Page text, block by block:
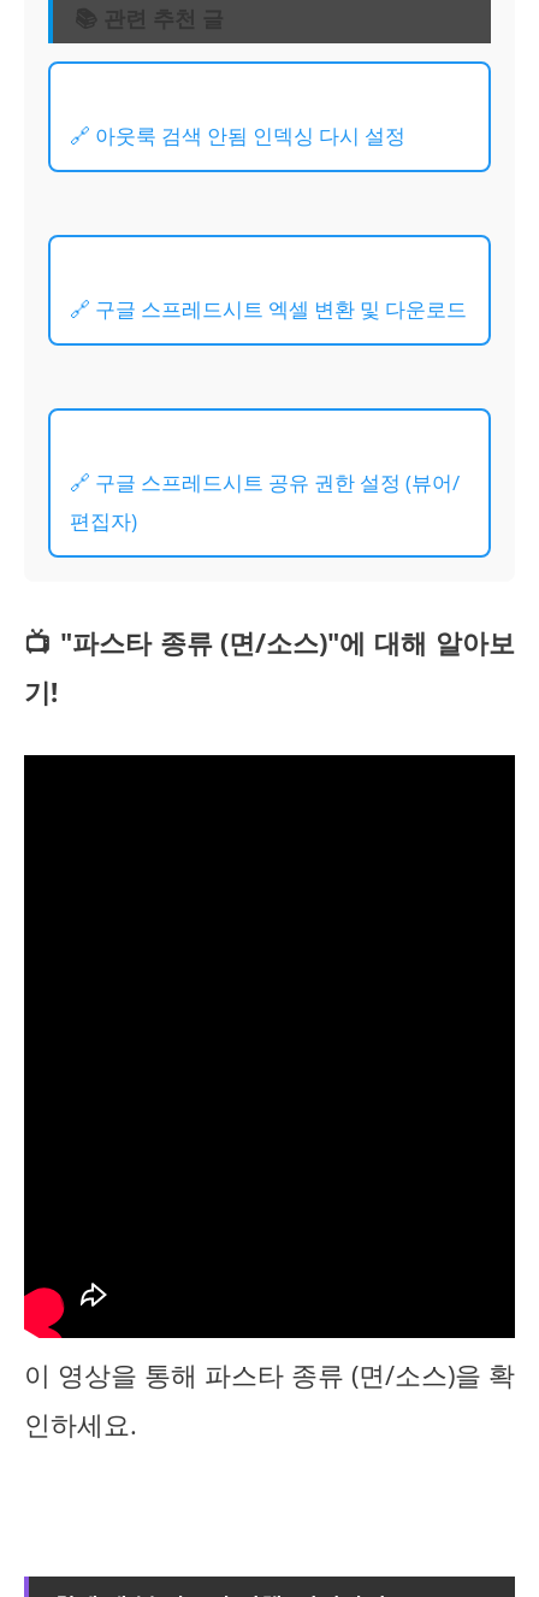
📚 관련 추천 글
🔗 아웃룩 검색 안됨 인덱싱 다시 설정
🔗 구글 스프레드시트 엑셀 변환 및 다운로드
🔗 구글 스프레드시트 공유 권한 설정 (뷰어/
편집자)
📺 "파스타 종류 (면/소스)"에 대해 알아보
기!
이 영상을 통해 파스타 종류 (면/소스)을 확
인하세요.